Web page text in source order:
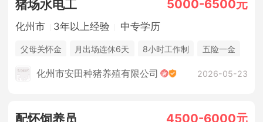
猪场水电工 5000-6500元
化州市 3年以上经验 中专学历
父母关怀金 月出场连休6天 8小时工作制
五险一金
化州市安田种猪养殖有限公司 2026-05-23
配怀饲养员 4500-6000元